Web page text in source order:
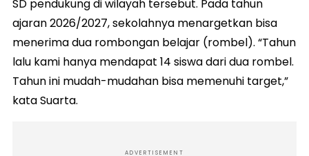
SD pendukung di wilayah tersebut. Pada tahun
ajaran 2026/2027, sekolahnya menargetkan bisa
menerima dua rombongan belajar (rombel). “Tahun
lalu kami hanya mendapat 14 siswa dari dua rombel.
Tahun ini mudah-mudahan bisa memenuhi target,”
kata Suarta.
ADVERTISEMENT